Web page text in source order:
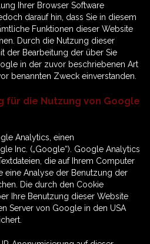
Ihrer Browser Software
darauf hin, dass Sie in diesem
Funktionen dieser Website
Durch die Nutzung dieser
der Bearbeitung der über Sie
in der zuvor beschriebenen Art
benannten Zweck einverstanden.
für die Nutzung von Google
Analytics, einen
Inc. („Google“). Google Analytics
die auf Ihrem Computer
eine Analyse der Benutzung der
Die durch den Cookie
Ihre Benutzung dieser Website
Server von Google in den USA